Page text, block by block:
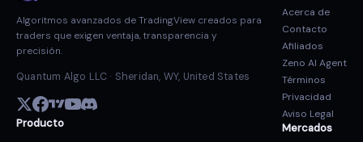
Algoritmos avanzados de TradingView creados para
traders que exigen ventaja, transparencia y
precisión.
Quantum Algo LLC · Sheridan, WY, United States
Producto
Acerca de
Contacto
Afiliados
Zeno AI Agent
Términos
Privacidad
Aviso Legal
Mercados